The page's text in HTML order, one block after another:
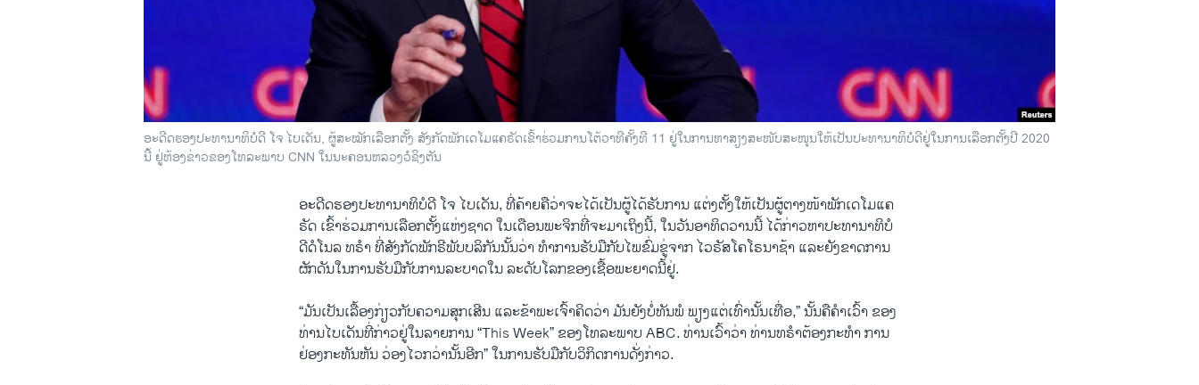
ອະດີດຮອງປະທານາທິບໍດີ ໂຈ ໄບເດັນ, ຜູ້ສະໝັກເລືອກຕັ້ງ ສັງກັດພັກເດໂມແຄຣັດເຂົ້າຮ່ວມການໂຕ້ວາທີຄັ້ງທີ 11 ຢູ່ໃນການຫາສຽງສະໜັບສະໜຸນໃຫ້ເປັນປະທານາທິບໍດີຢູ່ໃນການເລືອກຕັ້ງປີ 2020
ນີ້ ຢູ່ຫ້ອງຂ່າວຂອງໂທລະພາບ CNN ໃນນະຄອນຫລວງວໍຊິງຕັນ
ອະດີດຮອງປະທານາທິບໍດີ ໂຈ ໄບເດັນ, ທີ່ຄ້າຍຄືວ່າຈະໄດ້ເປັນຜູ້ໄດ້ຮັບການ ແຕ່ງຕັ້ງໃຫ້ເປັນຜູ້ຕາງໜ້າພັກເດໂມແຄ
ຣັດ ເຂົ້າຮ່ວມການເລືອກຕັ້ງແຫ່ງຊາດ ໃນເດືອນພະຈິກທີ່ຈະມາເຖິງນີ້, ໃນວັນອາທິດວານນີ້ ໄດ້ກ່າວຫາປະທານາທິບໍ
ດີດໍໂນລ ທຣໍາ ທີ່ສັງກັດພັກຣີພັບບລິກັນນັ້ນວ່າ ທໍາການຮັບມືກັບໄພຂົ່ມຂູ່ຈາກ ໄວຣັສໂຄໂຣນາຊ້າ ແລະຍັງຂາດການ
ຜັກດັນໃນການຮັບມືກັບການລະບາດໃນ ລະດັບໂລກຂອງເຊື້ອພະຍາດນີ້ຢູ່.
“ມັນເປັນເລື້ອງກ່ຽວກັບຄວາມສຸກເສີນ ແລະຂ້າພະເຈົ້າຄິດວ່າ ມັນຍັງບໍ່ທັນພໍ ພຽງແຕ່ເທົ່ານັ້ນເທື່ອ,” ນັ້ນຄືຄໍາເວົ້າ ຂອງ
ທ່ານໄບເດັນທີ່ກ່າວຢູ່ໃນລາຍການ “This Week” ຂອງໂທລະພາບ ABC. ທ່ານເວົ້າວ່າ ທ່ານທຣໍາຕ້ອງກະທໍາ ການ
ຢ່ອງກະທັນຫັນ ວ່ອງໄວກວ່ານັ້ນອີກ” ໃນການຮັບມືກັບວິກິດການດັ່ງກ່າວ.